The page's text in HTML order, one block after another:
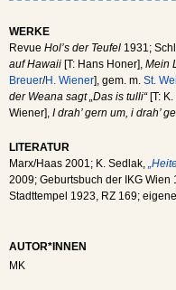
WERKE
Revue Hol’s der Teufel 1931;
auf Hawaii [T: Hans Honer], Mein
Breuer/H. Wiener], gem. m. St.
der Weana sagt „Das is tulli“[T: K.
Wiener], I drah’ gern um, i drah’
LITERATUR
Marx/Haas 2001; K. Sedlak,
2009; Geburtsbuch der IKG
Stadttempel 1923, RZ 169;
AUTOR*INNEN
MK